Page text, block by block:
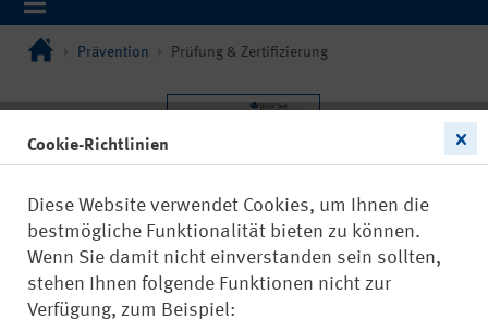
Prävention Prüfung & Zertifizierung
Cookie-Richtlinien
Diese Website verwendet Cookies, um Ihnen die
bestmögliche Funktionalität bieten zu können.
Wenn Sie damit nicht einverstanden sein sollten,
stehen Ihnen folgende Funktionen nicht zur
Verfügung, zum Beispiel: